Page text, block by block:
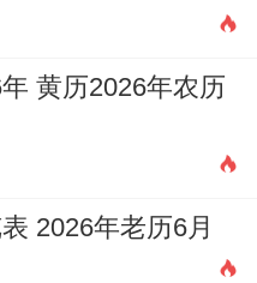
黄历2026年农历
2026年老历6月